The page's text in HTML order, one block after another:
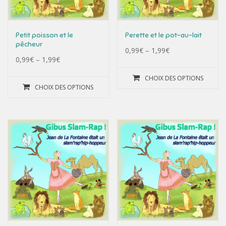
Petit poisson et le
pêcheur
0,99€ – 1,99€
CHOIX DES OPTIONS
Perette et le pot-au-lait
0,99€ – 1,99€
CHOIX DES OPTIONS